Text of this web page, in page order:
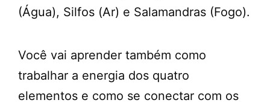
(Água), Silfos (Ar) e Salamandras (Fogo).
Você vai aprender também como
trabalhar a energia dos quatro
elementos e como se conectar com os